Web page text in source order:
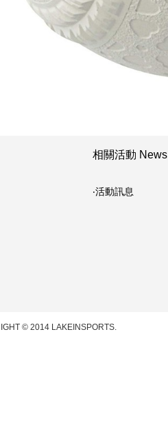
相關活動 News
‧活動訊息
© 2014 LAKEINSPORTS.